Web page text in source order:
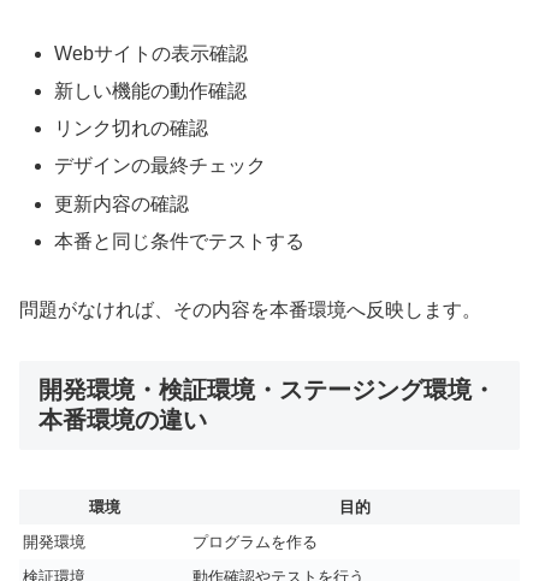
Webサイトの表示確認
新しい機能の動作確認
リンク切れの確認
デザインの最終チェック
更新内容の確認
本番と同じ条件でテストする
問題がなければ、その内容を本番環境へ反映します。
開発環境・検証環境・ステージング環境・
本番環境の違い
環境
目的
開発環境
プログラムを作る
検証環境
動作確認やテストを行う